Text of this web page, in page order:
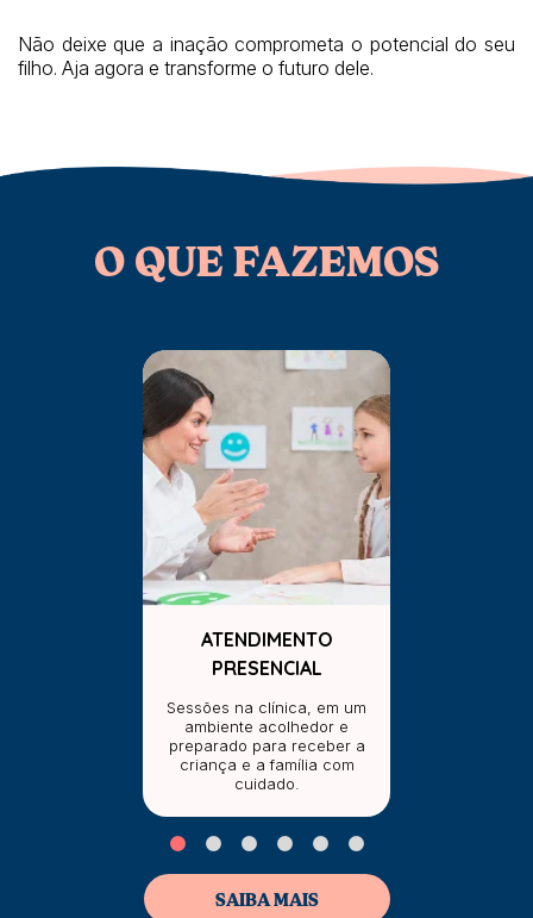
Não deixe que a inação comprometa o potencial do seu
filho. Aja agora e transforme o futuro dele.
O QUE FAZEMOS
ATENDIMENTO
PRESENCIAL
Sessões na clínica, em um
ambiente acolhedor e
preparado para receber a
criança e a família com
cuidado.
SAIBA MAIS